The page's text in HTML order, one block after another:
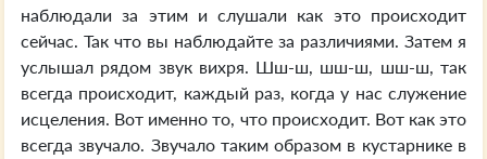
наблюдали за этим и слушали как это происходит
сейчас. Так что вы наблюдайте за различиями. Затем я
услышал рядом звук вихря. Шш-ш, шш-ш, шш-ш, так
всегда происходит, каждый раз, когда у нас служение
исцеления. Вот именно то, что происходит. Вот как это
всегда звучало. Звучало таким образом в кустарнике в